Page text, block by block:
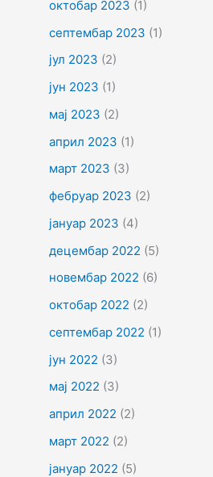
октобар 2023 (1)
септембар 2023 (1)
јул 2023 (2)
јун 2023 (1)
мај 2023 (2)
април 2023 (1)
март 2023 (3)
фебруар 2023 (2)
јануар 2023 (4)
децембар 2022 (5)
новембар 2022 (6)
октобар 2022 (2)
септембар 2022 (1)
јун 2022 (3)
мај 2022 (3)
април 2022 (2)
март 2022 (2)
јануар 2022 (5)